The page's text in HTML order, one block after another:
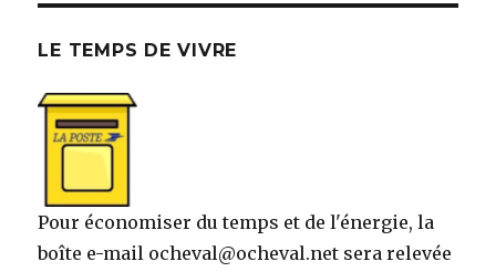
LE TEMPS DE VIVRE
Pour économiser du temps et de l'énergie, la
boîte e-mail ocheval@ocheval.net sera relevée